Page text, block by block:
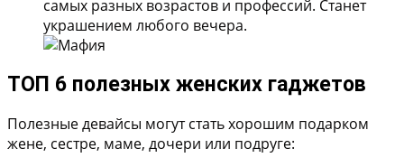
самых разных возрастов и профессий. Станет
украшением любого вечера.
ТОП 6 полезных женских гаджетов
Полезные девайсы могут стать хорошим подарком
жене, сестре, маме, дочери или подруге: